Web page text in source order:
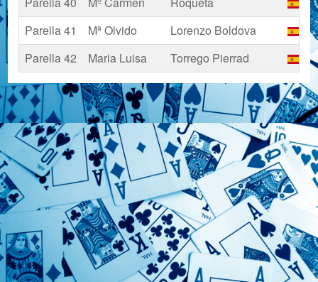
Parella 41
Mª Olvido Lorenzo Boldova
Parella 42
Maria Luisa Torrego Pierrad